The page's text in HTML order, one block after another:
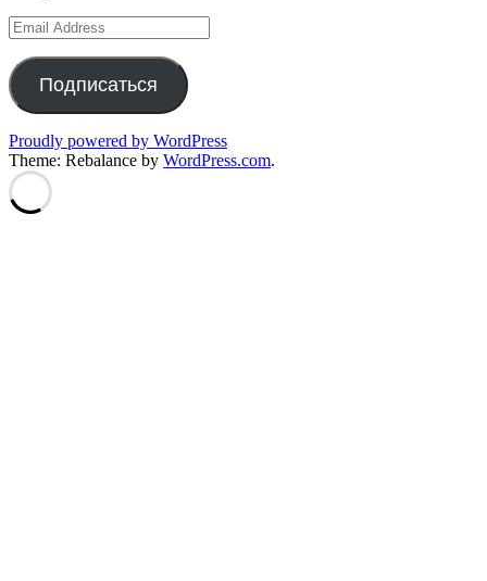
Email
Address
Подписаться
Proudly powered by WordPress
Theme: Rebalance by WordPress.com.